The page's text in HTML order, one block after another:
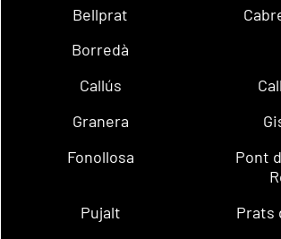
Bellprat
Borredà
Callús
Granera
Fonollosa
Pont
Pujalt
Prats